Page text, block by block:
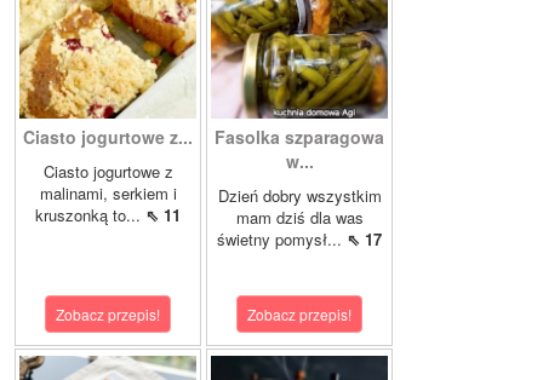
Ciasto jogurtowe z...
Ciasto jogurtowe z
malinami, serkiem i
kruszonką to... ⇖ 11
Zobacz przepis!
Fasolka szparagowa
w...
Dzień dobry wszystkim
mam dziś dla was
świetny pomysł... ⇖ 17
Zobacz przepis!